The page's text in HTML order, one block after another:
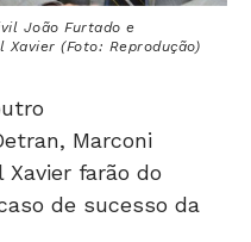
João Furtado e
(Foto: Reprodução)
Marconi
farão do
de sucesso da